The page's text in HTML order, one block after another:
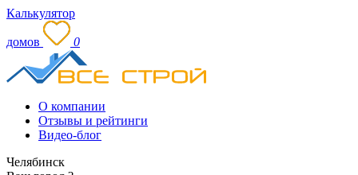
Калькулятор
домов 0
О компании
Отзывы и рейтинги
Видео-блог
Челябинск